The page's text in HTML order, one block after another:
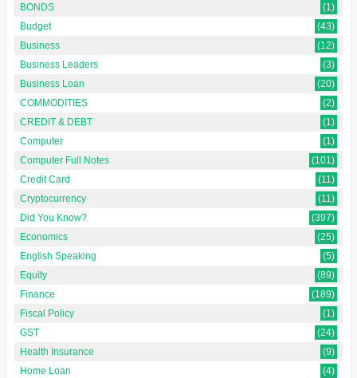
BONDS
(1)
Budget
(43)
Business
(12)
Business Leaders
(3)
Business Loan
(20)
COMMODITIES
(2)
CREDIT & DEBT
(1)
Computer
(1)
Computer Full Notes
(101)
Credit Card
(11)
Cryptocurrency
(11)
Did You Know?
(397)
Economics
(25)
English Speaking
(5)
Equity
(89)
Finance
(189)
Fiscal Policy
(1)
GST
(24)
Health Insurance
(9)
Home Loan
(4)